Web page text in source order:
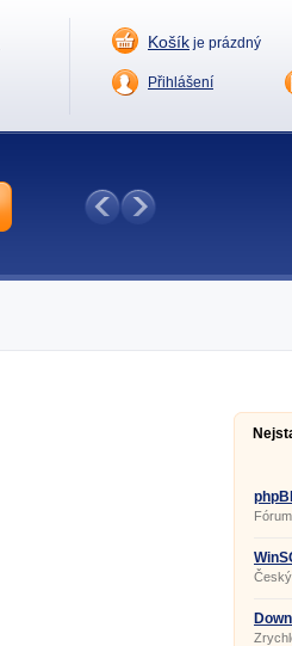
Košík je prázdný
Přihlášení